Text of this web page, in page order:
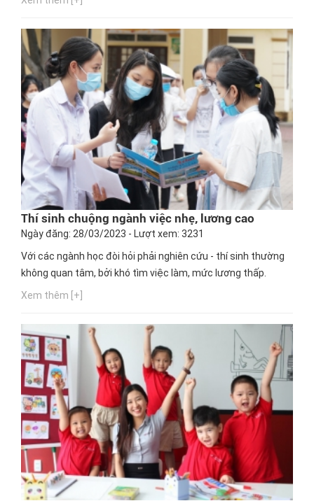
Thí sinh chuộng ngành việc nhẹ, lương cao
Ngày đăng: 28/03/2023 - Lượt xem: 3231
Với các ngành học đòi hỏi phải nghiên cứu - thí sinh thường
không quan tâm, bởi khó tìm việc làm, mức lương thấp.
Xem thêm [+]